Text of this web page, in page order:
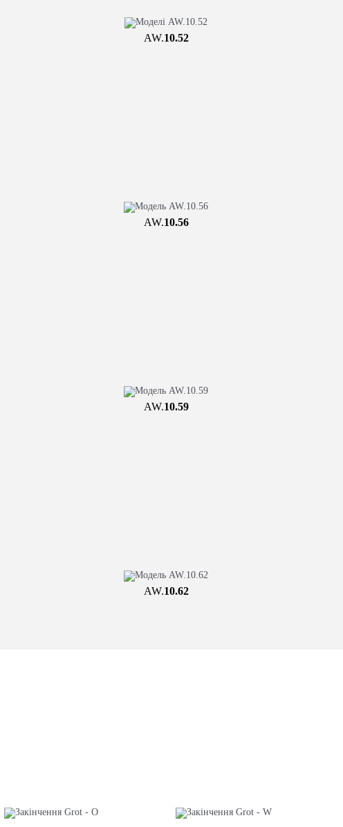
AW.10.52
AW.10.56
AW.10.59
AW.10.62